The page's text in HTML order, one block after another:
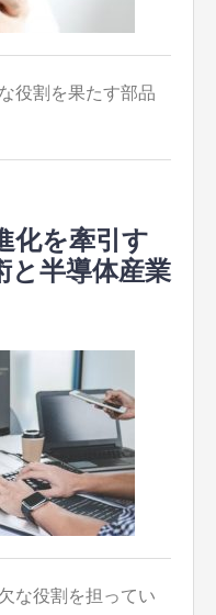
役割を果たす部品
化を牽引す
と半導体産業
な役割を担ってい